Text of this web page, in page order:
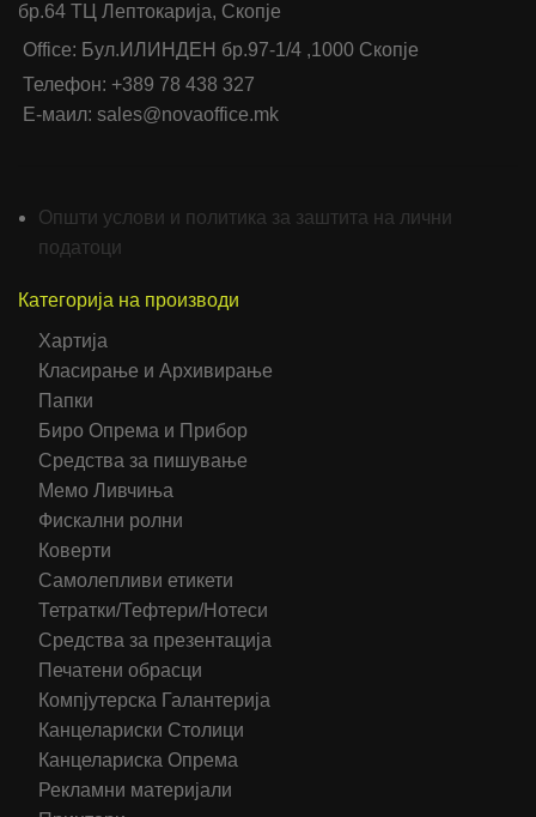
бр.64 ТЦ Лептокарија, Скопје
Office: Бул.ИЛИНДЕН бр.97-1/4 ,1000 Скопје
Телефон: +389 78 438 327
Е-маил: sales@novaoffice.mk
Општи услови и политика за заштита на лични
податоци
Категорија на производи
Хартија
Класирање и Архивирање
Папки
Биро Опрема и Прибор
Средства за пишување
Мемо Ливчиња
Фискални ролни
Коверти
Самолепливи етикети
Тетратки/Тефтери/Нотеси
Средства за презентација
Печатени обрасци
Компјутерска Галантерија
Канцелариски Столици
Канцелариска Опрема
Рекламни материјали